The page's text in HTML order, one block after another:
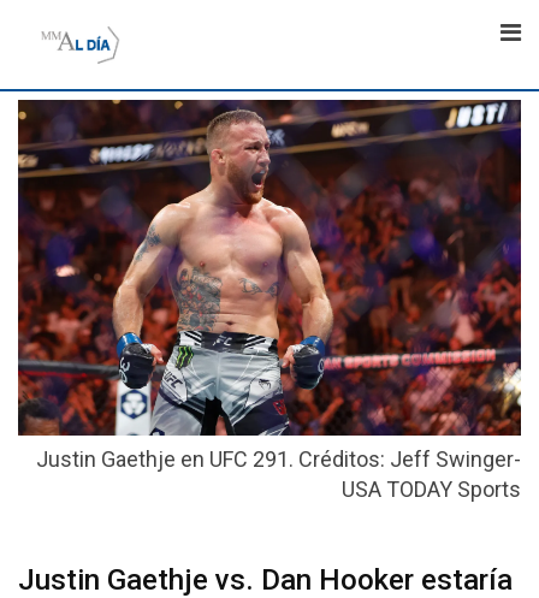
Justin Gaethje en UFC 291. Créditos: Jeff Swinger-
USA TODAY Sports
Justin Gaethje vs. Dan Hooker estaría